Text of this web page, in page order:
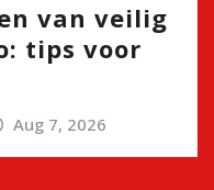
van veilig
tips voor
Aug 7, 2026